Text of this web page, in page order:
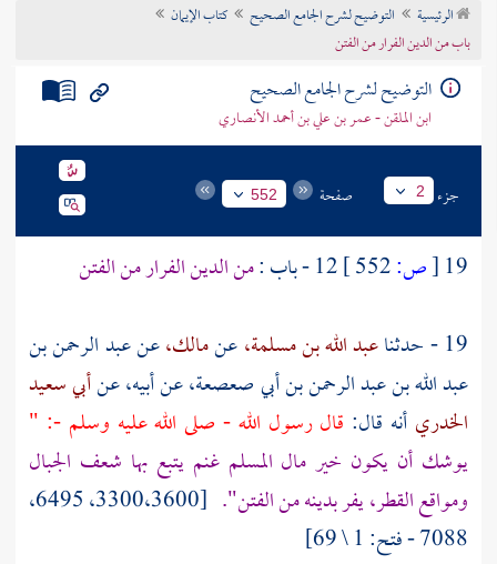
تراجم الأعلام
الرئيسية التوضيح لشرح الجامع الصحيح
كتاب الإيمان
باب من الدين الفرار من الفتن
التوضيح لشرح الجامع الصحيح
ابن الملقن - عمر بن علي بن أحمد الأنصاري
جزء 2 صفحة 552
19
[ص: 12 - باب :
من الدين الفرار من الفتن
19 - حدثنا
عبد الله بن مسلمة،عنمالك،عنعبد الرحمن بن
عبد الله بن عبد الرحمن بن أبي صعصعة،عن أبيه، عنأبي سعيد
الخدريأنه قال: قال رسول الله - صلى الله عليه وسلم -: "
يوشك أن يكون خير مال المسلم غنم يتبع بها شعف الجبال
ومواقع القطر، يفر بدينه من الفتن".
[3300،3600، 6495،
7088 - فتح: 1 \ 69]